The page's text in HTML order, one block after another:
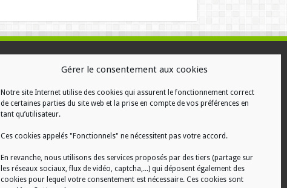
Gérer le consentement aux cookies
Notre site Internet utilise des cookies qui assurent le fonctionnement correct
de certaines parties du site web et la prise en compte de vos préférences en
tant qu’utilisateur.
Ces cookies appelés "Fonctionnels" ne nécessitent pas votre accord.
En revanche, nous utilisons des services proposés par des tiers (partage sur
les réseaux sociaux, flux de vidéo, captcha,...) qui déposent également des
cookies pour lequel votre consentement est nécessaire. Ces cookies sont